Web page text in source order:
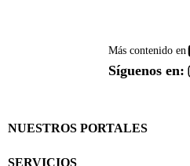
Más contenido en
Síguenos en:
NUESTROS PORTALES
SERVICIOS